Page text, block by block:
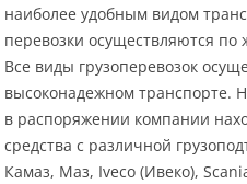
наиболее удобным видом
перевозки осуществляются по
Все виды грузоперевозок
высоконадежном транспорте.
в распоряжении компании
средства с различной
Камаз, Маз, Iveco (Ивеко),